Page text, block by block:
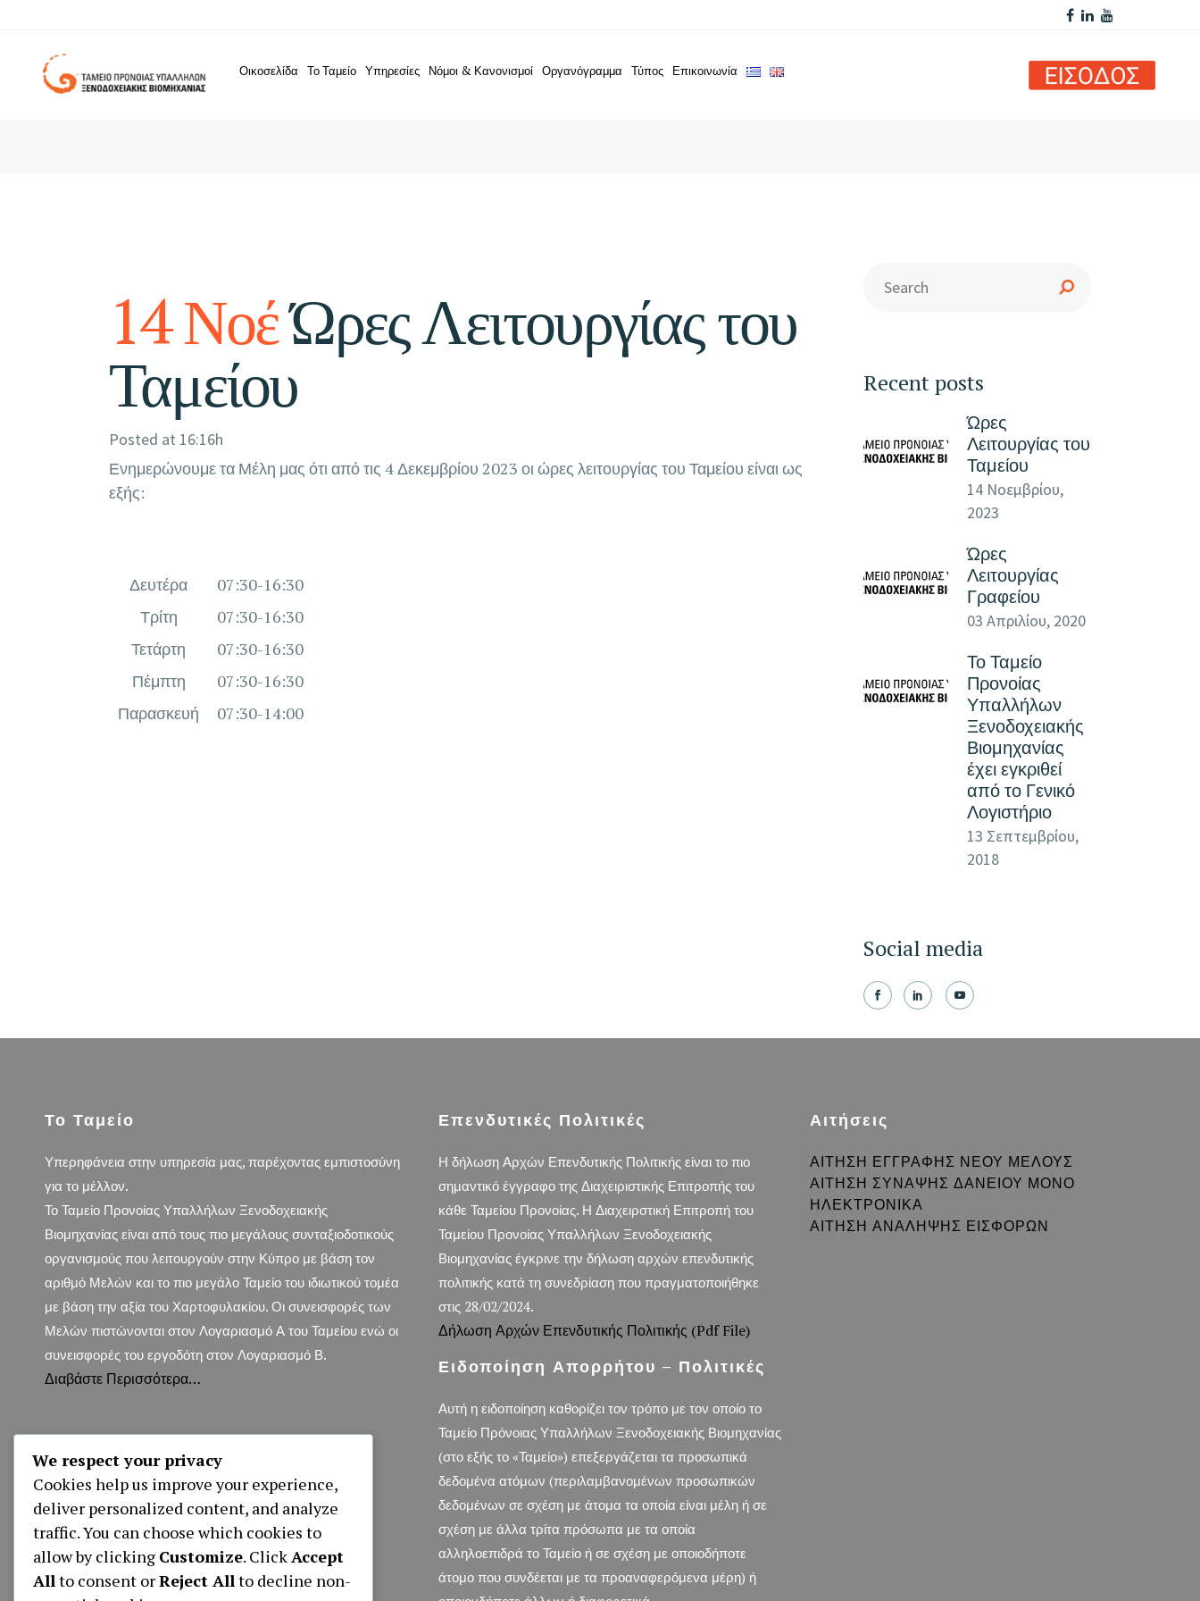
Οικοσελίδα Το Ταμείο Υπηρεσίες Νόμοι & Κανονισμοί Οργανόγραμμα Τύπος Επικοινωνία
14 ΝοέΏρες Λειτουργίας του
Ταμείου
Posted at 16:16h
Ενημερώνουμε τα Μέλη μας ότι από τις 4 Δεκεμβρίου 2023 οι ώρες λειτουργίας του Ταμείου είναι ως
εξής:
Δευτέρα
07:30-16:30
Τρίτη
07:30-16:30
Τετάρτη
07:30-16:30
Πέμπτη
07:30-16:30
Παρασκευή
07:30-14:00
Recent posts
Ώρες
Λειτουργίας του
Ταμείου
14 Νοεμβρίου,
2023
Ώρες
Λειτουργίας
Γραφείου
03 Απριλίου, 2020
Το Ταμείο
Προνοίας
Υπαλλήλων
Ξενοδοχειακής
Βιομηχανίας
έχει εγκριθεί
από το Γενικό
Λογιστήριο
13 Σεπτεμβρίου,
2018
Social media
Το Ταμείο
Υπερηφάνεια στην υπηρεσία μας, παρέχοντας εμπιστοσύνη
για το μέλλον.
Το Ταμείο Προνοίας Υπαλλήλων Ξενοδοχειακής
Βιομηχανίας είναι από τους πιο μεγάλους συνταξιοδοτικούς
οργανισμούς που λειτουργούν στην Κύπρο με βάση τον
αριθμό Μελών και το πιο μεγάλο Ταμείο του ιδιωτικού τομέα
με βάση την αξία του Χαρτοφυλακίου. Οι συνεισφορές των
Μελών πιστώνονται στον Λογαριασμό Α του Ταμείου ενώ οι
συνεισφορές του εργοδότη στον Λογαριασμό Β.
Διαβάστε Περισσότερα…
Επενδυτικές Πολιτικές
Η δήλωση Αρχών Επενδυτικής Πολιτικής είναι το πιο
σημαντικό έγγραφο της Διαχειριστικής Επιτροπής του
κάθε Ταμείου Προνοίας. Η Διαχειρστική Επιτροπή του
Ταμείου Προνοίας Υπαλλήλων Ξενοδοχειακής
Βιομηχανίας έγκρινε την δήλωση αρχών επενδυτικής
πολιτικής κατά τη συνεδρίαση που πραγματοποιήθηκε
στις 28/02/2024.
Δήλωση Αρχών Επενδυτικής Πολιτικής (pdf File)
Ειδοποίηση Απορρήτου – Πολιτικές
Αυτή η ειδοποίηση καθορίζει τον τρόπο με τον οποίο το
Ταμείο Πρόνοιας Υπαλλήλων Ξενοδοχειακής Βιομηχανίας
(στο εξής το «Ταμείο») επεξεργάζεται τα προσωπικά
δεδομένα ατόμων (περιλαμβανομένων προσωπικών
δεδομένων σε σχέση με άτομα τα οποία είναι μέλη ή σε
σχέση με άλλα τρίτα πρόσωπα με τα οποία
αλληλοεπιδρά το Ταμείο ή σε σχέση με οποιοδήποτε
άτομο που συνδέεται με τα προαναφερόμενα μέρη) ή
Αιτήσεις
ΑΙΤΗΣΗ ΕΓΓΡΑΦΗΣ ΝΕΟΥ ΜΕΛΟΥΣ
ΑΙΤΗΣΗ ΣΥΝΑΨΗΣ ΔΑΝΕΙΟΥ ΜΟΝΟ
ΗΛΕΚΤΡΟΝΙΚΑ
ΑΙΤΗΣΗ ΑΝΑΛΗΨΗΣ ΕΙΣΦΟΡΩΝ
We respect your privacy
Cookies help us improve your experience,
deliver personalized content, and analyze
traffic. You can choose which cookies to
allow by clicking Customize. ClickAccept
Allto consent orReject Allto decline non-